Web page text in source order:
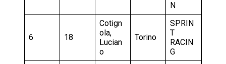
N
6 18
Cotign
ola,
Lucian
o
Torino
SPRIN
T
RACIN
G